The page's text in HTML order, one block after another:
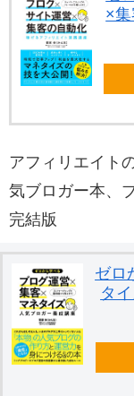
×
アフィリエイト
気ブロガー本、
完結版
ゼロ
タ